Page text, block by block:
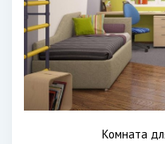
Комната